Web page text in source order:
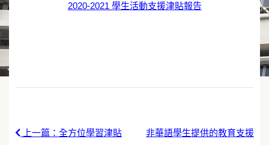
2020-2021 學生活動支援津貼報告
上一篇：全方位學習津貼
非華語學生提供的教育支援